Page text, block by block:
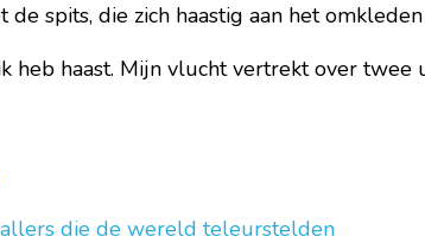
de spits, die zich haastig aan het
heb haast. Mijn vlucht vertrekt over twee
die de wereld teleurstelden